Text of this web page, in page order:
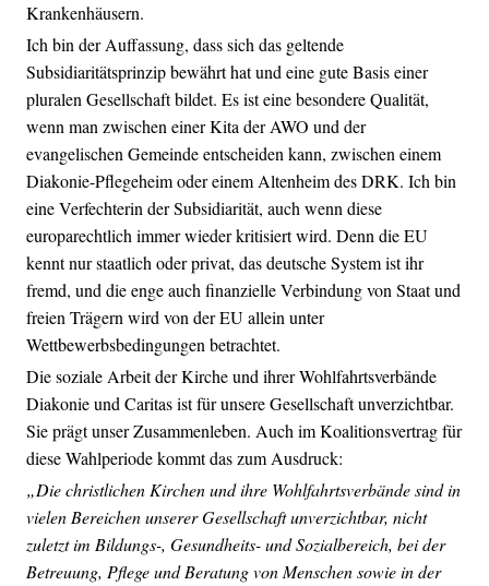
Krankenhäusern.
Ich bin der Auffassung, dass sich das geltende
Subsidiaritätsprinzip bewährt hat und eine gute Basis einer
pluralen Gesellschaft bildet. Es ist eine besondere Qualität,
wenn man zwischen einer Kita der AWO und der
evangelischen Gemeinde entscheiden kann, zwischen einem
Diakonie-Pflegeheim oder einem Altenheim des DRK. Ich bin
eine Verfechterin der Subsidiarität, auch wenn diese
europarechtlich immer wieder kritisiert wird. Denn die EU
kennt nur staatlich oder privat, das deutsche System ist ihr
fremd, und die enge auch finanzielle Verbindung von Staat und
freien Trägern wird von der EU allein unter
Wettbewerbsbedingungen betrachtet.
Die soziale Arbeit der Kirche und ihrer Wohlfahrtsverbände
Diakonie und Caritas ist für unsere Gesellschaft unverzichtbar.
Sie prägt unser Zusammenleben. Auch im Koalitionsvertrag für
diese Wahlperiode kommt das zum Ausdruck:
„Die christlichen Kirchen und ihre Wohlfahrtsverbände sind in
vielen Bereichen unserer Gesellschaft unverzichtbar, nicht
zuletzt im Bildungs-, Gesundheits- und Sozialbereich, bei der
Betreuung, Pflege und Beratung von Menschen sowie in der